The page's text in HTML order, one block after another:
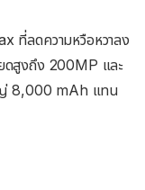
ที่ลดความหวือหวาลง
ดสูงถึง 200MP และ
ญ่ 8,000 mAh แทน